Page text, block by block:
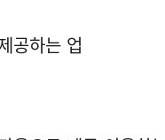
공하는 업